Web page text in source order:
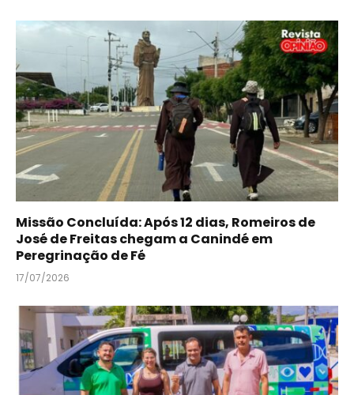
Missão Concluída: Após 12 dias, Romeiros de
José de Freitas chegam a Canindé em
Peregrinação de Fé
17/07/2026